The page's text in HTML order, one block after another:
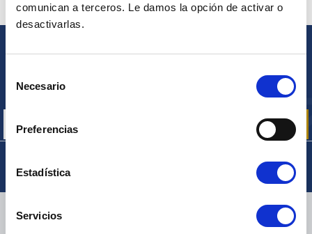
comunican a terceros. Le damos la opción de activar o
desactivarlas.
Necesario
Preferencias
Estadística
Servicios
PÓNGASE EN CONTACTO CON NOSOTROS
nuestras ofertas promocionales y noticias de productos